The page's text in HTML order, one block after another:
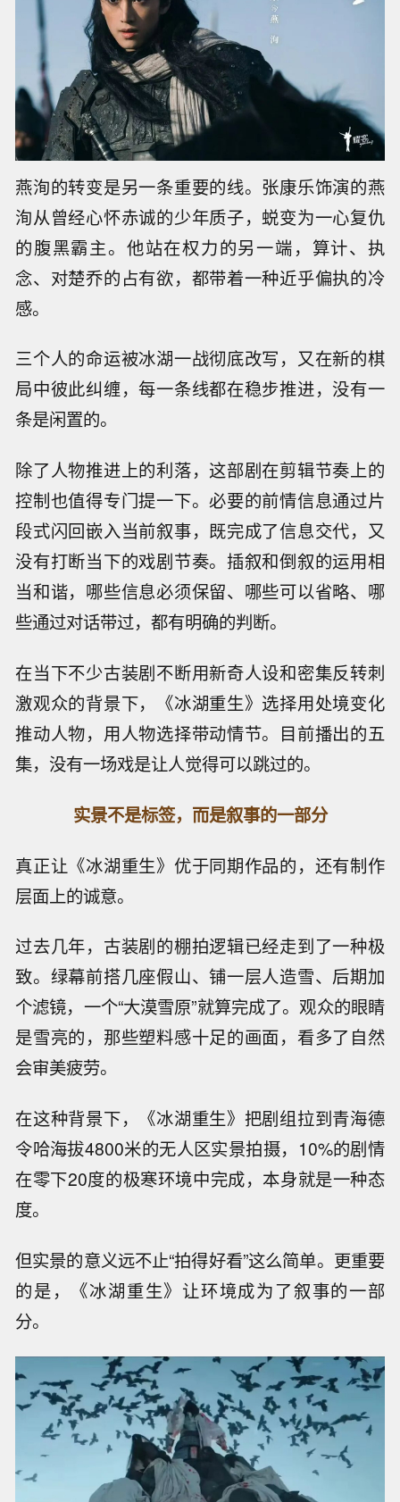
燕洵的转变是另一条重要的线。张康乐饰演的燕
洵从曾经心怀赤诚的少年质子，蜕变为一心复仇
的腹黑霸主。他站在权力的另一端，算计、执
念、对楚乔的占有欲，都带着一种近乎偏执的冷
感。
三个人的命运被冰湖一战彻底改写，又在新的棋
局中彼此纠缠，每一条线都在稳步推进，没有一
条是闲置的。
除了人物推进上的利落，这部剧在剪辑节奏上的
控制也值得专门提一下。必要的前情信息通过片
段式闪回嵌入当前叙事，既完成了信息交代，又
没有打断当下的戏剧节奏。插叙和倒叙的运用相
当和谐，哪些信息必须保留、哪些可以省略、哪
些通过对话带过，都有明确的判断。
在当下不少古装剧不断用新奇人设和密集反转刺
激观众的背景下，《冰湖重生》选择用处境变化
推动人物，用人物选择带动情节。目前播出的五
集，没有一场戏是让人觉得可以跳过的。
实景不是标签，而是叙事的一部分
真正让《冰湖重生》优于同期作品的，还有制作
层面上的诚意。
过去几年，古装剧的棚拍逻辑已经走到了一种极
致。绿幕前搭几座假山、铺一层人造雪、后期加
个滤镜，一个“大漠雪原”就算完成了。观众的眼睛
是雪亮的，那些塑料感十足的画面，看多了自然
会审美疲劳。
在这种背景下，《冰湖重生》把剧组拉到青海德
令哈海拔4800米的无人区实景拍摄，10%的剧情
在零下20度的极寒环境中完成，本身就是一种态
度。
但实景的意义远不止“拍得好看”这么简单。更重要
的是，《冰湖重生》让环境成为了叙事的一部
分。